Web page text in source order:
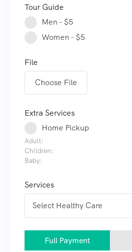
Tour Guide
Men - $5
Women - $5
File
Choose File
Extra Services
Home Pickup
Adult:
Children:
Baby:
Services
Full Payment